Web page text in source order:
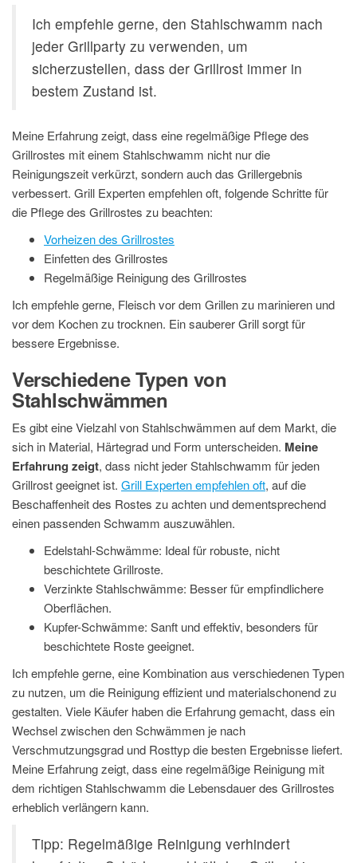
Ich empfehle gerne, den Stahlschwamm nach
jeder Grillparty zu verwenden, um
sicherzustellen, dass der Grillrost immer in
bestem Zustand ist.
Meine Erfahrung zeigt, dass eine regelmäßige Pflege des
Grillrostes mit einem Stahlschwamm nicht nur die
Reinigungszeit verkürzt, sondern auch das Grillergebnis
verbessert. Grill Experten empfehlen oft, folgende Schritte für
die Pflege des Grillrostes zu beachten:
Vorheizen des Grillrostes
Einfetten des Grillrostes
Regelmäßige Reinigung des Grillrostes
Ich empfehle gerne, Fleisch vor dem Grillen zu marinieren und
vor dem Kochen zu trocknen. Ein sauberer Grill sorgt für
bessere Ergebnisse.
Verschiedene Typen von
Stahlschwämmen
Es gibt eine Vielzahl von Stahlschwämmen auf dem Markt, die
sich in Material, Härtegrad und Form unterscheiden. Meine
Erfahrung zeigt, dass nicht jeder Stahlschwamm für jeden
Grillrost geeignet ist. Grill Experten empfehlen oft, auf die
Beschaffenheit des Rostes zu achten und dementsprechend
einen passenden Schwamm auszuwählen.
Edelstahl-Schwämme: Ideal für robuste, nicht
beschichtete Grillroste.
Verzinkte Stahlschwämme: Besser für empfindlichere
Oberflächen.
Kupfer-Schwämme: Sanft und effektiv, besonders für
beschichtete Roste geeignet.
Ich empfehle gerne, eine Kombination aus verschiedenen Typen
zu nutzen, um die Reinigung effizient und materialschonend zu
gestalten. Viele Käufer haben die Erfahrung gemacht, dass ein
Wechsel zwischen den Schwämmen je nach
Verschmutzungsgrad und Rosttyp die besten Ergebnisse liefert.
Meine Erfahrung zeigt, dass eine regelmäßige Reinigung mit
dem richtigen Stahlschwamm die Lebensdauer des Grillrostes
erheblich verlängern kann.
Tipp: Regelmäßige Reinigung verhindert